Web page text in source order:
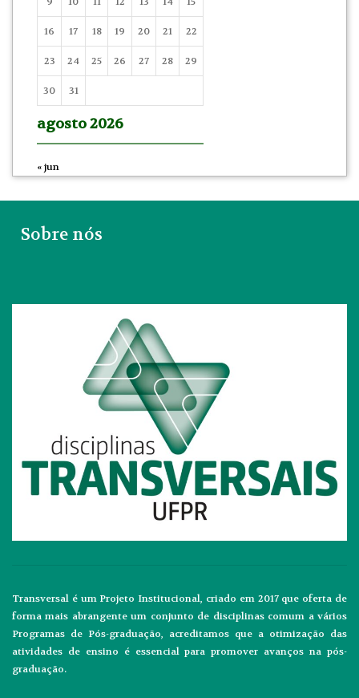
agosto 2026
16 17 18 19 20 21 22
23 24 25 26 27 28 29
30 31
« jun
Sobre nós
Transversal é um Projeto Institucional, criado em 2017 que oferta de
forma mais abrangente um conjunto de disciplinas comum a vários
Programas de Pós-graduação, acreditamos que a otimização das
atividades de ensino é essencial para promover avanços na pós-
graduação.